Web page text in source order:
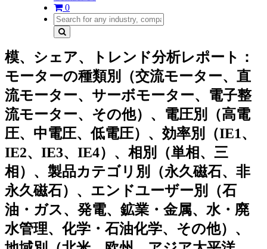
0
模、シェア、トレンド分析レポート：
モーターの種類別（交流モーター、直
流モーター、サーボモーター、電子整
流モーター、その他）、電圧別（高電
圧、中電圧、低電圧）、効率別（IE1、
IE2、IE3、IE4）、相別（単相、三
相）、製品カテゴリ別（永久磁石、非
永久磁石）、エンドユーザー別（石
油・ガス、発電、鉱業・金属、水・廃
水管理、化学・石油化学、その他）、